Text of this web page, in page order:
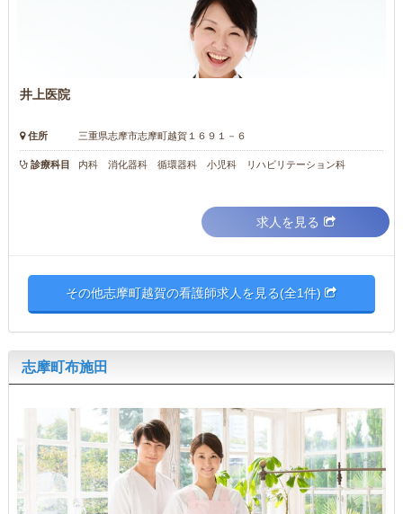
井上医院
住所 三重県志摩市志摩町越賀１６９１－６
診療科目 内科 消化器科 循環器科 小児科 リハビリテーション科
求人を見る
その他志摩町越賀の看護師求人を見る(全1件)
志摩町布施田